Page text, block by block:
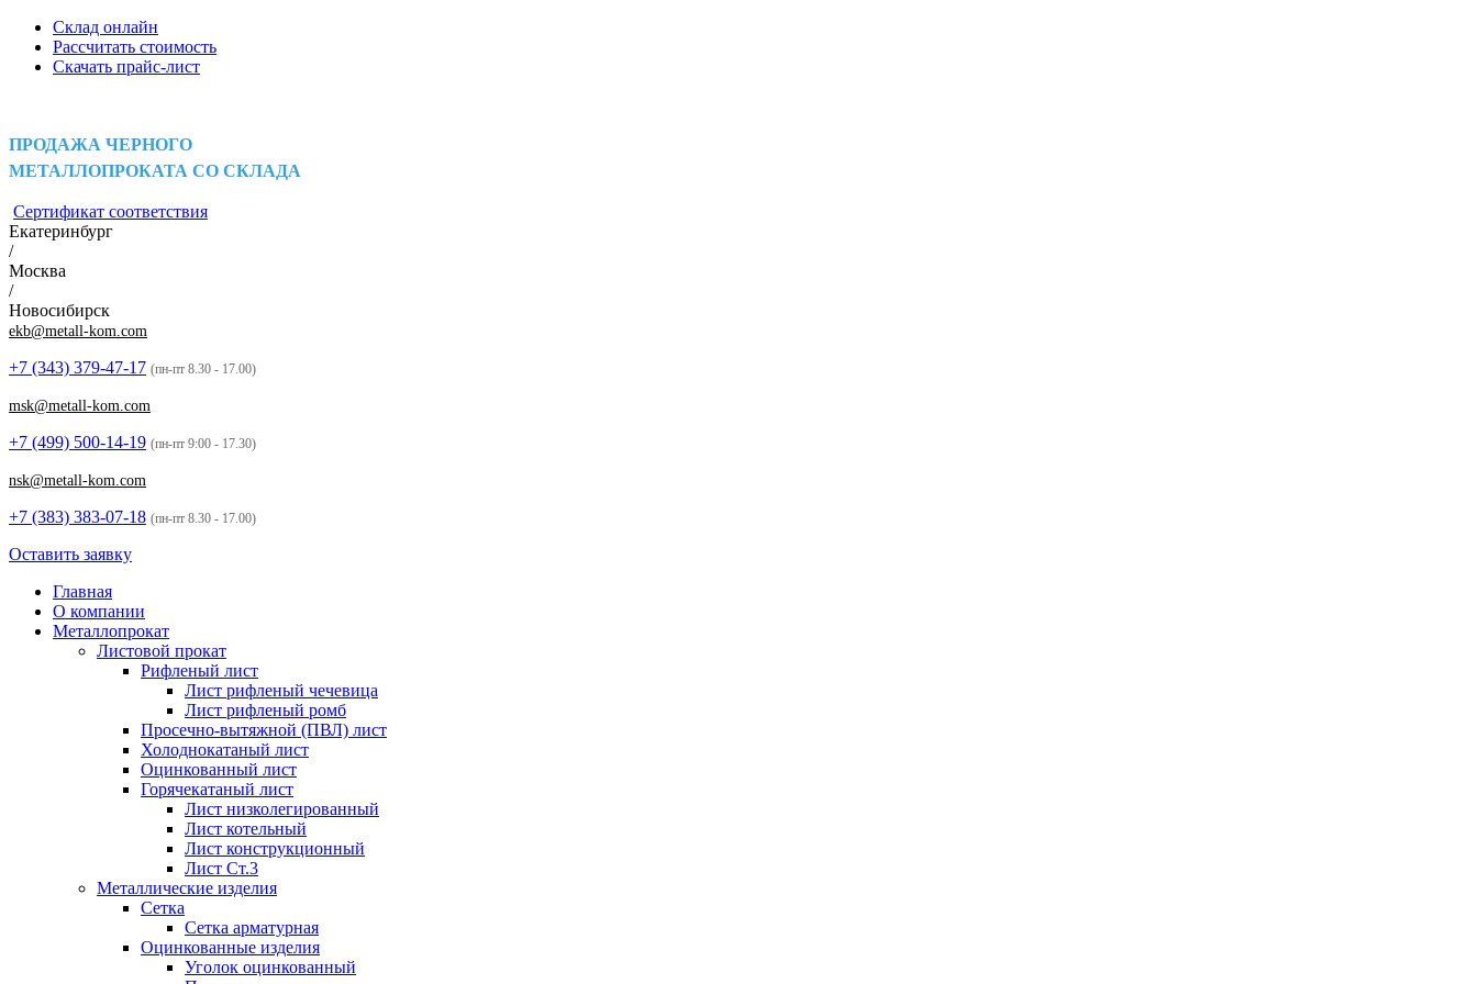
Склад онлайн
Рассчитать стоимость
Скачать прайс-лист
ПРОДАЖА ЧЕРНОГО
МЕТАЛЛОПРОКАТА СО СКЛАДА
Сертификат соответствия
Екатеринбург
/
Москва
/
Новосибирск
ekb@metall-kom.com
+7 (343) 379-47-17 (пн-пт 8.30 - 17.00)
msk@metall-kom.com
+7 (499) 500-14-19 (пн-пт 9:00 - 17.30)
nsk@metall-kom.com
+7 (383) 383-07-18 (пн-пт 8.30 - 17.00)
Оставить заявку
Главная
О компании
Металлопрокат
Листовой прокат
Рифленый лист
Лист рифленый чечевица
Лист рифленый ромб
Просечно-вытяжной (ПВЛ) лист
Холоднокатаный лист
Оцинкованный лист
Горячекатаный лист
Лист низколегированный
Лист котельный
Лист конструкционный
Лист Ст.3
Металлические изделия
Сетка
Сетка арматурная
Оцинкованные изделия
Уголок оцинкованный